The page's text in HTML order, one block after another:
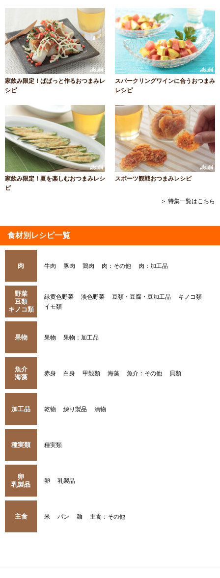
家飲み限定！ぱぱっと作るおつまみレ
シピ
スパークリングワインに合うおつまみ
レシピ
家飲み限定！夏を楽しむおつまみレシ
ピ
スポーツ観戦おつまみレシピ
＞ 特集一覧はこちら
食材別レシピ一覧
肉 牛肉 豚肉 鶏肉 肉：その他 肉：加工品
野菜
豆類
キノコ類
緑黄色野菜 淡色野菜 豆類・豆腐・豆加工品
キノコ類
イモ類
果物 果物 果物：加工品
魚介
海藻
赤身 白身 甲殻類 海藻 魚介：その他 貝類
加工品 乾物 練り製品 漬物
種実類 種実類
卵
乳製品
卵 乳製品
主食 米 パン 麺 主食：その他